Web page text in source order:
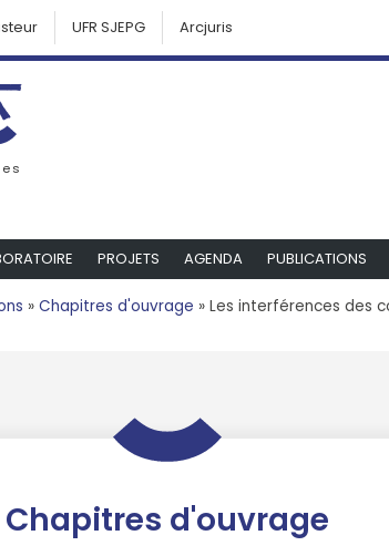
UFR SJEPG Arcjuris
PROJETS AGENDA PUBLICATIONS
» Chapitres d'ouvrage » Les interférences des
Chapitres d'ouvrage